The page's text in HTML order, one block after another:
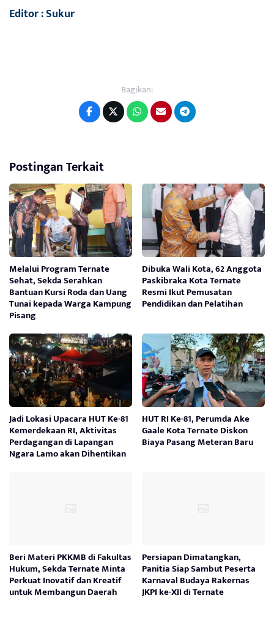
Editor : Sukur
Bagikan:
Postingan Terkait
Melalui Program Ternate
Sehat, Sekda Serahkan
Bantuan Kursi Roda dan Uang
Tunai kepada Warga Kampung
Pisang
Dibuka Wali Kota, 62 Anggota
Paskibraka Kota Ternate
Resmi Ikut Pemusatan
Pendidikan dan Pelatihan
Jadi Lokasi Upacara HUT Ke-81
Kemerdekaan RI, Aktivitas
Perdagangan di Lapangan
Ngara Lamo akan Dihentikan
HUT RI Ke-81, Perumda Ake
Gaale Kota Ternate Diskon
Biaya Pasang Meteran Baru
Beri Materi PKKMB di Fakultas
Hukum, Sekda Ternate Minta
Perkuat Inovatif dan Kreatif
untuk Membangun Daerah
Persiapan Dimatangkan,
Panitia Siap Sambut Peserta
Karnaval Budaya Rakernas
JKPI ke-XII di Ternate